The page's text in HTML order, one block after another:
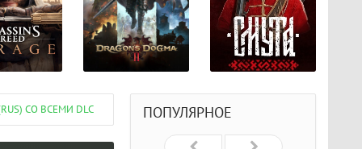
(RUS) СО ВСЕМИ DLC ПОПУЛЯРНОЕ